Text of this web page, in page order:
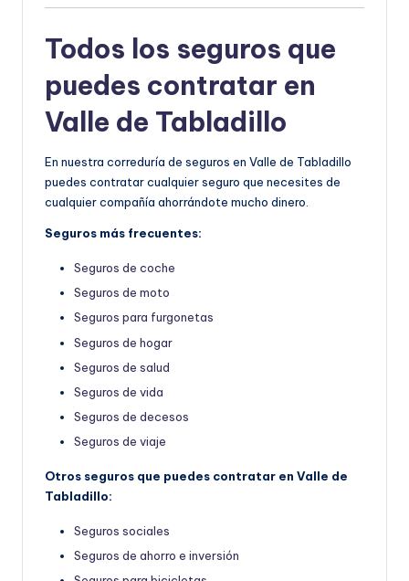
Todos los seguros que
puedes contratar en
Valle de Tabladillo
En nuestra correduría de seguros en Valle de Tabladillo
puedes contratar cualquier seguro que necesites de
cualquier compañía ahorrándote mucho dinero.
Seguros más frecuentes:
Seguros de coche
Seguros de moto
Seguros para furgonetas
Seguros de hogar
Seguros de salud
Seguros de vida
Seguros de decesos
Seguros de viaje
Otros seguros que puedes contratar en Valle de
Tabladillo:
Seguros sociales
Seguros de ahorro e inversión